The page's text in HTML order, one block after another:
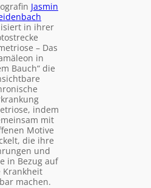
Jasmin
in ihrer
– Das
in
Bauch“ die
indem
mit
Motive
die ihre
und
in Bezug auf
Krankheit
machen.